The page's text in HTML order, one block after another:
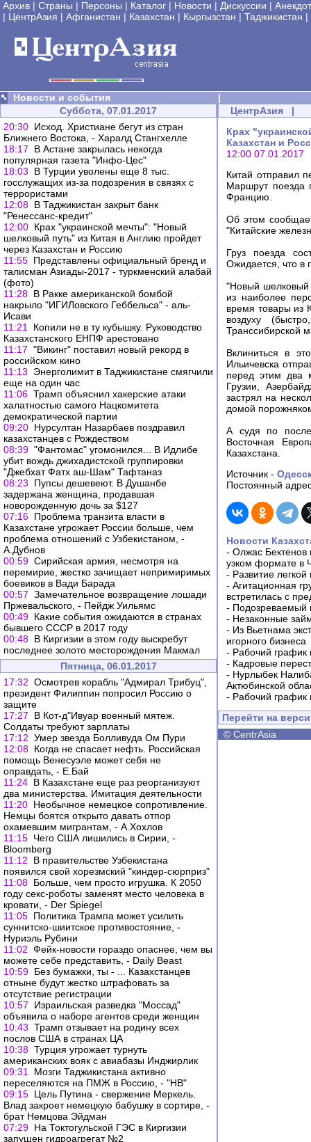
Архив | Страны | Персоны | Каталог | Новости | Дискуссии |
| ЦентрАзия | Афганистан | Казахстан | Кыргызстан | Таджикистан |
Новости и события
|
Суббота, 07.01.2017
20:30 Исход. Христиане бегут из стран
Ближнего Востока, - Харалд Стангхелле
18:17
В Астане закрылась некогда
популярная газета "Инфо-Цес"
18:03
В Турции уволены еще 8 тыс.
госслужащих из-за подозрения в связях с
террористами
12:08 В Таджикистан закрыт банк
"Ренессанс-кредит"
12:00 Крах "украинской мечты": "Новый
шелковый путь" из Китая в Англию пройдет
через Казахстан и Россию
11:55 Представлены официальный бренд и
талисман Азиады-2017 - туркменский алабай
(фото)
11:28 В Ракке американской бомбой
накрыло "ИГИЛовского Геббельса" - аль-
Исави
11:21
Копили не в ту кубышку. Руководство
Казахстанского ЕНПФ арестовано
11:17 "Викинг" поставил новый рекорд в
российском кино
11:13
Энерголимит в Таджикистане смягчили
еще на один час
11:06 Трамп объяснил хакерские атаки
халатностью самого Нацкомитета
демократической партии
09:20 Нурсултан Назарбаев поздравил
казахстанцев с Рождеством
08:39 "Фантомас" угомонился... В Идлибе
убит вождь джихадистской группировки
"Джебхат Фатх аш-Шам" Тафтаназ
08:23
Пупсы дешевеют. В Душанбе
задержана женщина, продавшая
новорожденную дочь за $127
07:16 Проблема транзита власти в
Казахстане угрожает России больше, чем
проблема отношений с Узбекистаном, -
А.Дубнов
00:59 Сирийская армия, несмотря на
перемирие, жестко зачищает непримиримых
боевиков в Вади Барада
00:57 Замечательное возвращение лошади
Пржевальского, - Пейдж Уильямс
00:49 Какие события ожидаются в странах
бывшего СССР в 2017 году
00:48 В Киргизии в этом году выскребут
последнее золото месторождения Макмал
Пятница, 06.01.2017
17:32 Осмотрев корабль "Адмирал Трибуц",
президент Филиппин попросил Россию о
защите
17:27
В Кот-д"Ивуар военный мятеж.
Солдаты требуют зарплаты
17:12 Умер звезда Болливуда Ом Пури
12:08 Когда не спасает нефть. Российская
помощь Венесуэле может себя не
оправдать, - Е.Бай
11:24 В Казахстане еще раз реорганизуют
два министерства. Имитация деятельности
11:20 Необычное немецкое сопротивление.
Немцы боятся открыто давать отпор
охамевшим мигрантам, - А.Хохлов
11:15 Чего США лишились в Сирии, -
Bloomberg
11:12
В правительстве Узбекистана
появился свой хорезмский "киндер-сюрприз"
11:08 Больше, чем просто игрушка. К 2050
году секс-роботы заменят место человека в
кровати, - Der Spiegel
11:05 Политика Трампа может усилить
суннитско-шиитское противостояние, -
Нуриэль Рубини
11:02 Фейк-новости гораздо опаснее, чем вы
можете себе представить, - Daily Beast
10:59 Без бумажки, ты - ... Казахстанцев
отныне будут жестко штрафовать за
отсутствие регистрации
10:57
Израильская разведка "Моссад"
объявила о наборе агентов среди женщин
10:43 Трамп отзывает на родину всех
послов США в странах ЦА
10:38 Турция угрожает турнуть
американских вояк с авиабазы Инджирлик
09:31
Мозги Таджикистана активно
переселяются на ПМЖ в Россию, - "НВ"
09:15 Цель Путина - свержение Меркель.
Влад закроет немецкую бабушку в сортире, -
брат Немцова Эйдман
07:29 На Токтогульской ГЭС в Киргизии
запущен гидроагрегат №2
ЦентрАзия |
Крах
Казахстан и
12:00 07.01.2017
Китай отправил
Маршрут поезда
Францию.
Об этом
"Китайские
Груз поезда
Ожидается, что в
"Новый шелковый
из наиболее
время товары из
воздуху
Транссибирской
Вклиниться в
Ильичевска
перед этим два
Грузии,
застрял на
домой
А судя по
Восточная
Казахстана.
Источник -
Постоянный
Новости
- Олжас Бектенов
узком формате в
- Развитие
- Агитационная
встретилась с
- Подозреваемый
- Незаконные
- Из Вьетнама
игорного бизнеса
- Рабочий график
- Кадровые
- Нурлыбек
Актюбинской
- Рабочий график
Перейти на
© CentrAsia